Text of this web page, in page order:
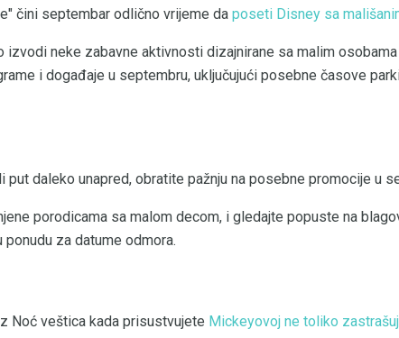
čini septembar odlično vrijeme da poseti Disney sa
izvodi neke zabavne aktivnosti dizajnirane sa malim
i događaje u septembru, uključujući posebne časove
put daleko unapred, obratite pažnju na posebne promocije u
porodicama sa malom decom, i gledajte popuste na
za datume odmora.
Noć veštica kada prisustvujete Mickeyovoj ne toliko